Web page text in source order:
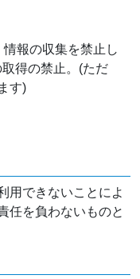
報の収集を禁止し
得の禁止。(ただ
す)
用できないことによ
任を負わないものと